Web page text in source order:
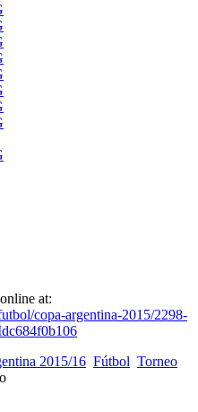
at:
copa-argentina-2015/2298-
2015/16 Fútbol Torneo